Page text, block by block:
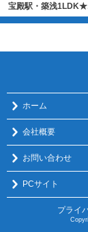
宝殿駅・築浅
ホーム
会社概要
お問い合わせ
PCサイト
プライ